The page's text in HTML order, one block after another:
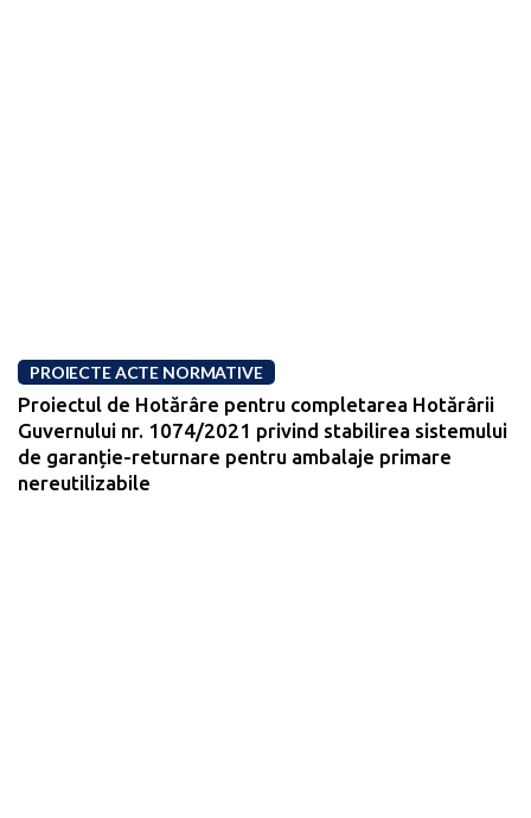
PROIECTE ACTE NORMATIVE
Proiectul de Hotărâre pentru completarea Hotărârii
Guvernului nr. 1074/2021 privind stabilirea sistemului
de garanție-returnare pentru ambalaje primare
nereutilizabile